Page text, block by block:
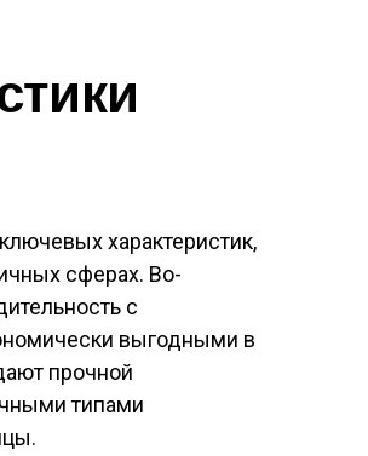
характеристик,
сферах. Во-
с
выгодными в
прочной
типами